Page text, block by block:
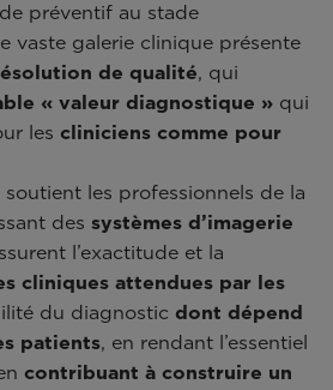
préventif au stade
vaste galerie clinique présente
de qualité, qui
« valeur diagnostique » qui
les cliniciens comme pour
soutient les professionnels de la
des systèmes d’imagerie
l’exactitude et la
cliniques attendues par les
du diagnostic dont dépend
patients, en rendant l’essentiel
contribuant à construire un